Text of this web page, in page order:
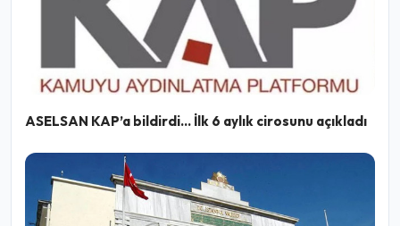
ASELSAN KAP’a bildirdi… İlk 6 aylık cirosunu açıkladı